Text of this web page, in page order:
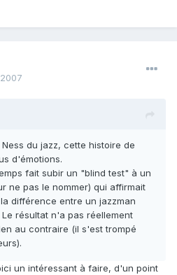
du jazz, cette histoire de
d'émotions.
fait subir un "blind test" à un
ne pas le nommer) qui affirmait
différence entre un jazzman
résultat n'a pas réellement
au contraire (il s'est trompé
un intéressant à faire, d'un point